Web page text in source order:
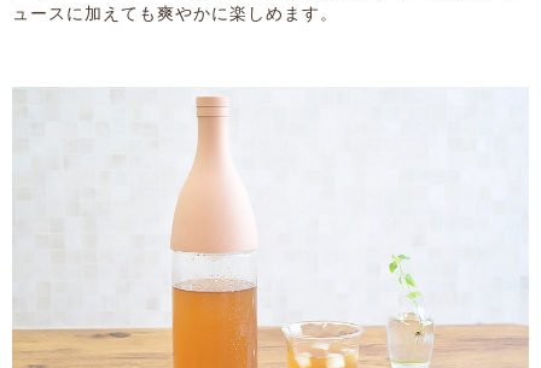
ュースに加えても爽やかに楽しめます。